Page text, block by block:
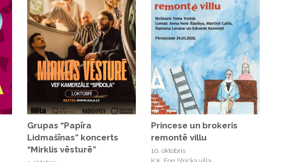
Grupas “Papīra
Lidmašīnas” koncerts
“Mirklis vēsturē”
Princese un brokeris
remontē villu
10. oktobris